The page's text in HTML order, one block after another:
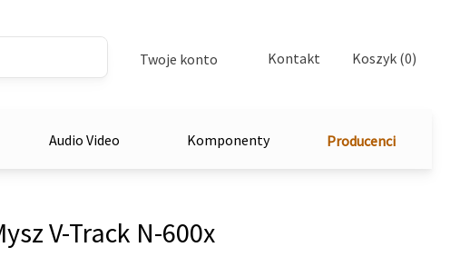
Twoje konto Kontakt Koszyk (0)
Audio Video Komponenty Producenci
V-Track N-600x